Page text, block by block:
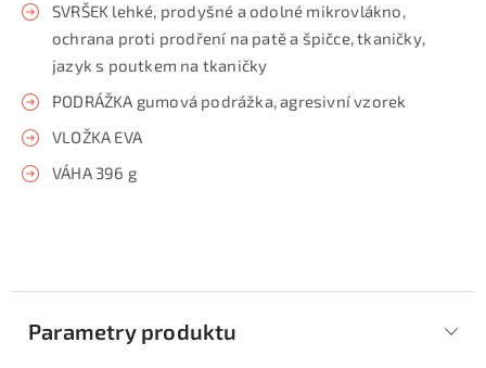
SVRŠEK lehké, prodyšné a odolné mikrovlákno,
ochrana proti prodření na patě a špičce, tkaničky,
jazyk s poutkem na tkaničky
PODRÁŽKA gumová podrážka, agresivní vzorek
VLOŽKA EVA
VÁHA 396 g
Parametry produktu